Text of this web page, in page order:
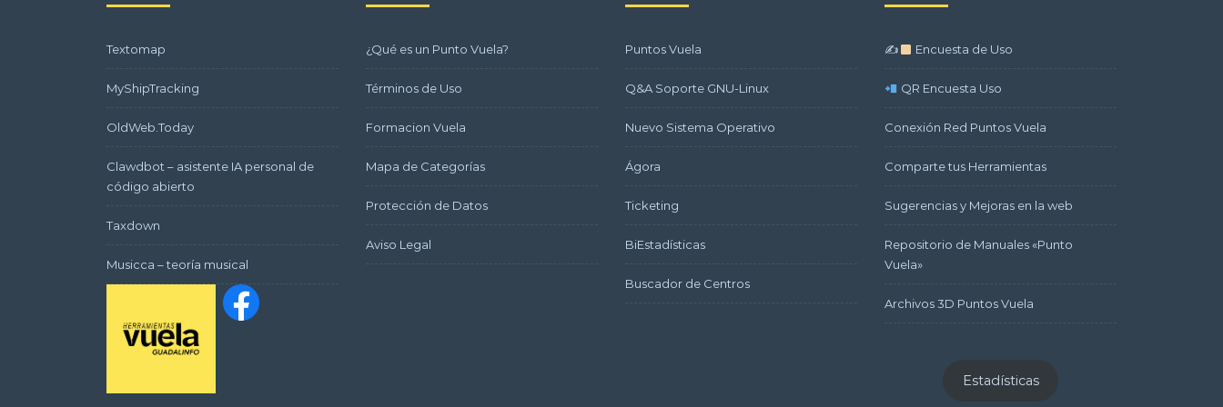
Textomap
MyShipTracking
OldWeb.Today
Clawdbot – asistente IA personal de
código abierto
Taxdown
Musicca – teoría musical
¿Qué es un Punto Vuela?
Términos de Uso
Formacion Vuela
Mapa de Categorías
Protección de Datos
Aviso Legal
Puntos Vuela
Q&A Soporte GNU-Linux
Nuevo Sistema Operativo
Ágora
Ticketing
BiEstadísticas
Buscador de Centros
✍ Encuesta de Uso
QR Encuesta Uso
Conexión Red Puntos Vuela
Comparte tus Herramientas
Sugerencias y Mejoras en la web
Repositorio de Manuales «Punto
Vuela»
Archivos 3D Puntos Vuela
Estadísticas